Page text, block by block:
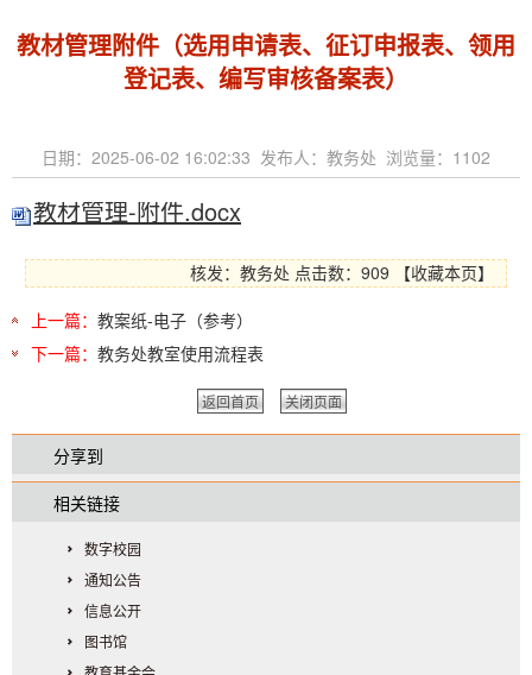
教材管理附件（选用申请表、征订申报表、领用
登记表、编写审核备案表）
日期：2025-06-02 16:02:33 发布人：教务处 浏览量： 1102
教材管理-附件.docx
核发：教务处 点击数：909 【收藏本页】
上一篇： 教案纸-电子（参考）
下一篇： 教务处教室使用流程表
返回首页 关闭页面
分享到
相关链接
数字校园
通知公告
信息公开
图书馆